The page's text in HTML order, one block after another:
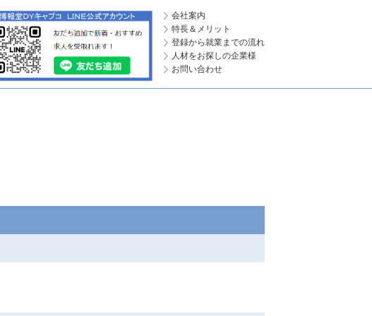
会社案内
特長＆メリット
登録から就業までの流れ
人材をお探しの企業様
お問い合わせ